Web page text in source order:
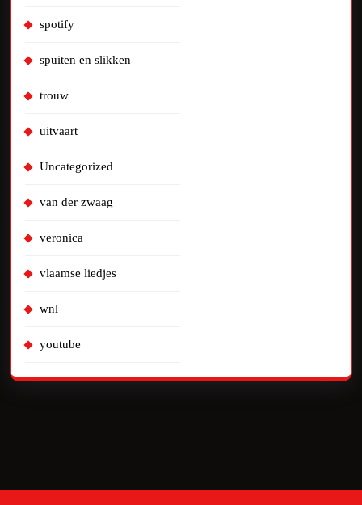
spotify
spuiten en slikken
trouw
uitvaart
Uncategorized
van der zwaag
veronica
vlaamse liedjes
wnl
youtube